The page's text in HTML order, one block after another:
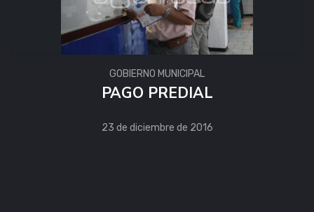
GOBIERNO MUNICIPAL
PAGO PREDIAL
23 de diciembre de 2016